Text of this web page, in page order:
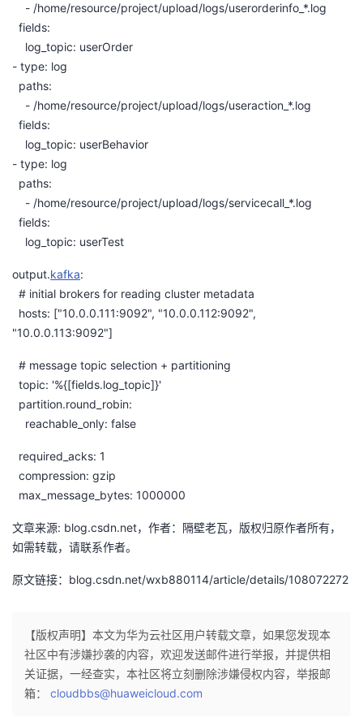
发
者
我
的
博
客
我
的
论
坛
我
的
圈
子
我
的
直
我
的
动
我
关
注
我
的
发
学
我
的
我
我
Programs
的
持
的
技
我
的
- /home/resource/project/upload/logs/userorderinfo_*.log
fields:
log_topic: userOrder
- type: log
paths:
- /home/resource/project/upload/logs/useraction_*.log
fields:
log_topic: userBehavior
- type: log
paths:
- /home/resource/project/upload/logs/servicecall_*.log
fields:
log_topic: userTest
output.kafka:
# initial brokers for reading cluster metadata
hosts: ["10.0.0.111:9092", "10.0.0.112:9092",
"10.0.0.113:9092"]
# message topic selection + partitioning
topic: '%{[fields.log_topic]}'
partition.round_robin:
reachable_only: false
required_acks: 1
compression: gzip
max_message_bytes: 1000000
文章来源: blog.csdn.net，作者：隔壁老瓦，版权归原作者所有，
如需转载，请联系作者。
原文链接：blog.csdn.net/wxb880114/article/details/108072272
【版权声明】本文为华为云社区用户转载文章，如果您发现本
社区中有涉嫌抄袭的内容，欢迎发送邮件进行举报，并提供相
关证据，一经查实，本社区将立刻删除涉嫌侵权内容，举报邮
箱： cloudbbs@huaweicloud.com